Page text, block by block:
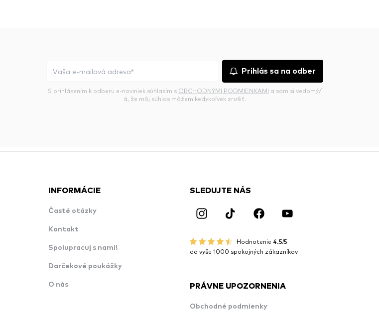
Prihlás sa na odber
S prihlásením k odberu e-noviniek súhlasím s OBCHODNÝMI PODMIENKAMI a som si vedomý/
á, že môj súhlas môžem kedykoľvek zrušiť.
INFORMÁCIE
Časté otázky
Kontakt
Spolupracuj s nami!
Darčekové poukážky
O nás
SLEDUJTE NÁS
Hodnotenie 4.5/5
od vyše 1000 spokojných zákazníkov
PRÁVNE UPOZORNENIA
Obchodné podmienky